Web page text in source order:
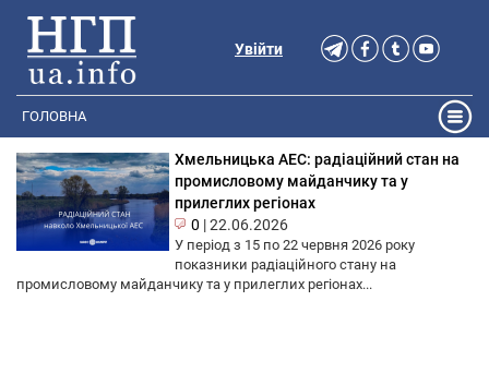
Увійти
ГОЛОВНА
Хмельницька АЕС: радіаційний стан на
промисловому майданчику та у
прилеглих регіонах
0 |22.06.2026
У період з 15 по 22 червня 2026 року
показники радіаційного стану на
промисловому майданчику та у прилеглих регіонах...